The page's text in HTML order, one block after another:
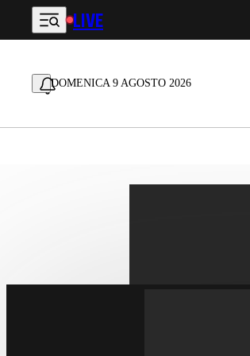
Vai al contenuto principale
LIVE
DOMENICA 9 AGOSTO 2026